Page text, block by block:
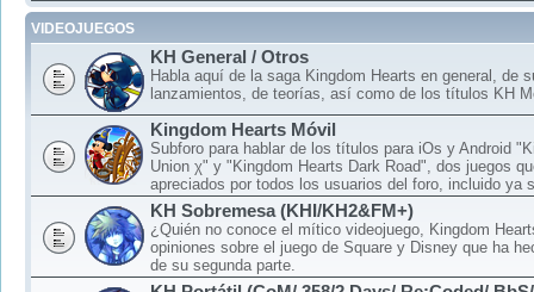
VIDEOJUEGOS
KH General / Otros
Habla aquí de la saga Kingdom Hearts en general, de
lanzamientos, de teorías, así como de los títulos KH
Kingdom Hearts Móvil
Subforo para hablar de los títulos para iOs y Android
Union χ" y "Kingdom Hearts Dark Road", dos juegos
apreciados por todos los usuarios del foro, incluido ya
KH Sobremesa (KHI/KH2&FM+)
¿Quién no conoce el mítico videojuego, Kingdom
opiniones sobre el juego de Square y Disney que ha
de su segunda parte.